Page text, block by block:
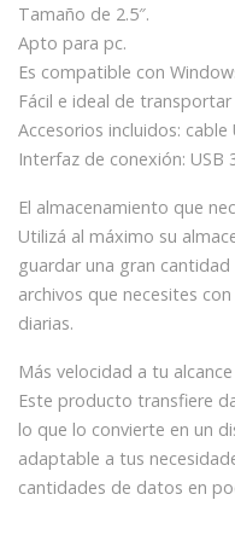
Tamaño de 2.5″.
Apto para pc.
Es compatible con
Fácil e ideal de
Accesorios incluidos: cable
Interfaz de conexión: USB
El almacenamiento que
Utilizá al máximo su
guardar una gran
archivos que necesites
diarias.
Más velocidad a tu alcance
Este producto transfiere
lo que lo convierte en un
adaptable a tus
cantidades de datos en